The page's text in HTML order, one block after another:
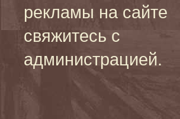
рекламы на сайте
свяжитесь с
администрацией.